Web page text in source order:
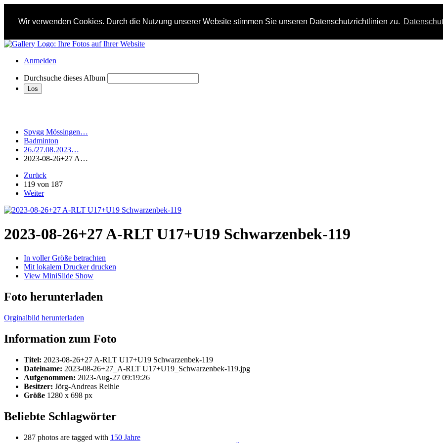
Wir verwenden Cookies. Durch die Nutzung unserer Website stimmen Sie unseren Datenschutzrichtlinien zu.
Anmelden
Durchsuche dieses Album
Spvgg Mössingen…
Badminton
26./27.08.2023…
2023-08-26+27 A…
Zurück
119 von 187
Weiter
2023-08-26+27 A-RLT U17+U19 Schwarzenbek-119
In voller Größe betrachten
Mit lokalem Drucker drucken
View MiniSlide Show
Foto herunterladen
Orginalbild herunterladen
Information zum Foto
Titel: 2023-08-26+27 A-RLT U17+U19 Schwarzenbek-119
Dateiname: 2023-08-26+27_A-RLT U17+U19_Schwarzenbek-119.jpg
Aufgenommen: 2023-Aug-27 09:19:26
Besitzer: Jörg-Andreas Reihle
Größe 1280 x 698 px
Beliebte Schlagwörter
287 photos are tagged with 150 Jahre